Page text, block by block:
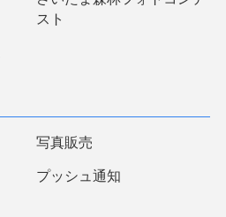
スト
写真販売
プッシュ通知